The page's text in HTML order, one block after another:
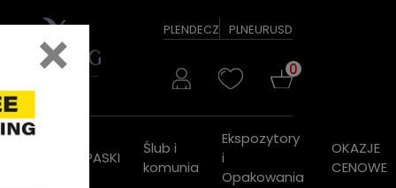
PLENDECZ PLNEURUSD
0
PASKI
Ślub i
komunia
Ekspozytory
i
Opakowania
OKAZJE
CENOWE
×